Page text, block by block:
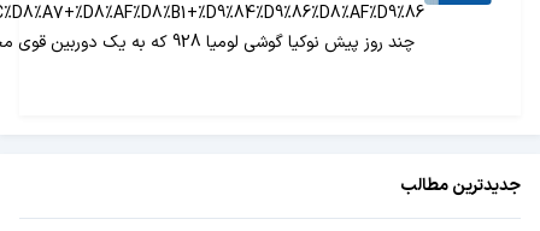
gsm.ir/news/show/21582/